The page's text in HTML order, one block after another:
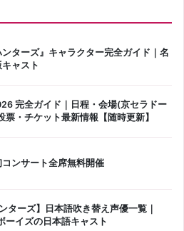
ンターズ』キャラクター完全ガイド｜名
ャスト
完全ガイド｜日程・会場(京セラドー
票・チケット最新情報【随時更新】
ンサート全席無料開催
ターズ】日本語吹き替え声優一覧｜
ーイズの日本語キャスト